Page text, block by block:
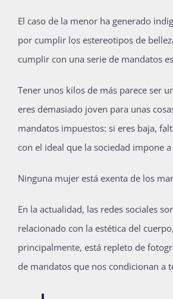
El caso de la menor ha generado
por cumplir los estereotipos de
cumplir con una serie de mandatos
Tener unos kilos de más parece ser
eres demasiado joven para unas
mandatos impuestos: si eres baja,
con el ideal que la sociedad impone
Ninguna mujer está exenta de los
En la actualidad, las redes sociales
relacionado con la estética del
principalmente, está repleto de
de mandatos que nos condicionan a